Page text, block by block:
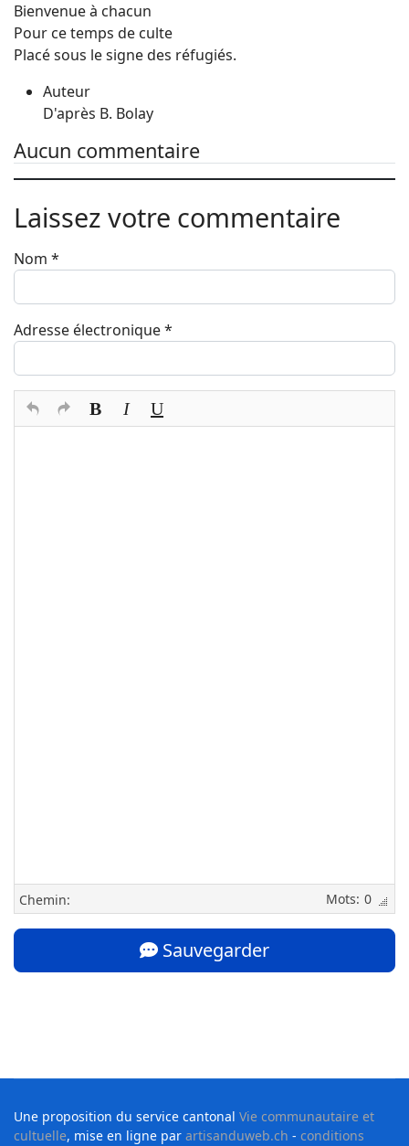
Bienvenue à chacun
Pour ce temps de culte
Placé sous le signe des réfugiés.
Auteur
D'après B. Bolay
Aucun commentaire
Laissez votre commentaire
Nom *
Adresse électronique*
Texte du commentaire
Chemin: 0
Sauvegarder
Une proposition du service cantonal Vie communautaire et
cultuelle, mise en ligne par artisanduweb.ch - conditions